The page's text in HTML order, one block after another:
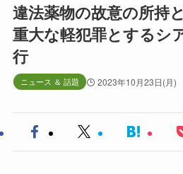
違法薬物の故意の所持
重大な軽犯罪とするシ
行
ニュース ＆ 話題 2023年10月23日(月)